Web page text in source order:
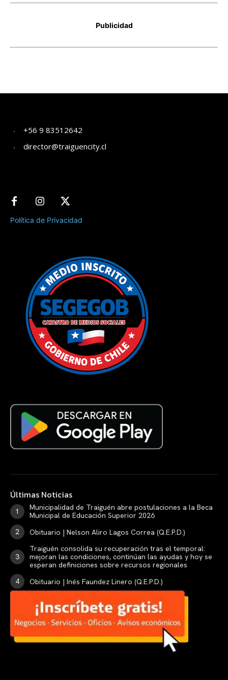
+56 9 83512642
director@traiguencity.cl
Política de Privacidad
Últimas Noticias
Municipalidad de Traiguén abre postulaciones a la Beca
Municipal de Educación Superior 2026
Obituario | Nelson Aliro Lagos Correa (Q.E.P.D.)
Traiguén consolida su recuperación tras el temporal:
mejoran las condiciones, continúan las ayudas y hoy se
esperan definiciones sobre recursos regionales
Obituario | Inés Faundez Linero (Q.E.P.D.)